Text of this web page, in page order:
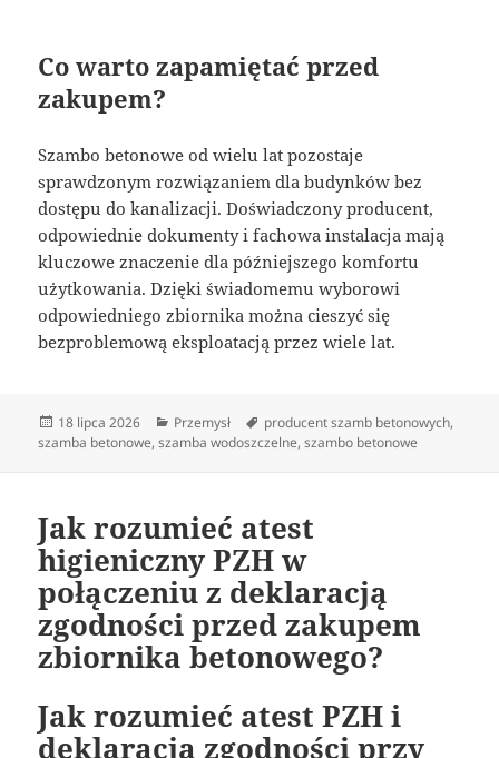
Co warto zapamiętać przed
zakupem?
Szambo betonowe od wielu lat pozostaje
sprawdzonym rozwiązaniem dla budynków bez
dostępu do kanalizacji. Doświadczony producent,
odpowiednie dokumenty i fachowa instalacja mają
kluczowe znaczenie dla późniejszego komfortu
użytkowania. Dzięki świadomemu wyborowi
odpowiedniego zbiornika można cieszyć się
bezproblemową eksploatacją przez wiele lat.
Data
publikacji
18 lipca 2026 Kategorie
Przemysł Tagi
producent szamb betonowych,
szamba betonowe,szamba wodoszczelne,szambo betonowe
Jak rozumieć atest
higieniczny PZH w
połączeniu z deklaracją
zgodności przed zakupem
zbiornika betonowego?
Jak rozumieć atest PZH i
deklaracja zgodności przy